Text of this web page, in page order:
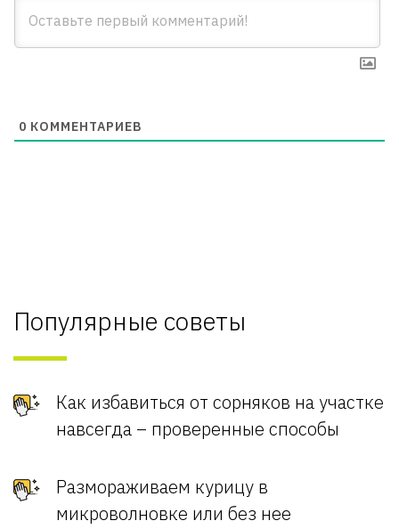
0 КОММЕНТАРИЕВ
Популярные советы
Как избавиться от сорняков на участке
навсегда – проверенные способы
Размораживаем курицу в
микроволновке или без нее